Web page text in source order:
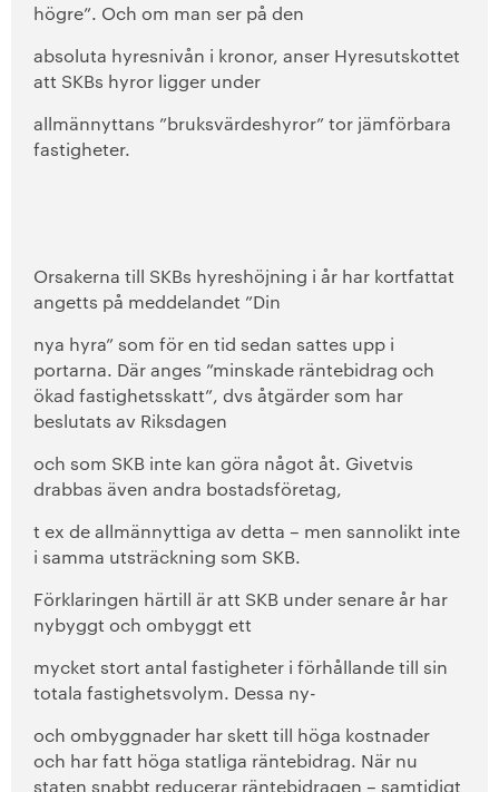
högre”. Och om man ser på den
absoluta hyresnivån i kronor, anser Hyresutskottet
att SKBs hyror ligger under
allmännyttans ”bruksvärdeshyror” tor jämförbara
fastigheter.
Orsakerna till SKBs hyreshöjning i år har kortfattat
angetts på meddelandet ”Din
nya hyra” som för en tid sedan sattes upp i
portarna. Där anges ”minskade räntebidrag och
ökad fastighetsskatt”, dvs åtgärder som har
beslutats av Riksdagen
och som SKB inte kan göra något åt. Givetvis
drabbas även andra bostadsföretag,
t ex de allmännyttiga av detta – men sannolikt inte
i samma utsträckning som SKB.
Förklaringen härtill är att SKB under senare år har
nybyggt och ombyggt ett
mycket stort antal fastigheter i förhållande till sin
totala fastighetsvolym. Dessa ny-
och ombyggnader har skett till höga kostnader
och har fatt höga statliga räntebidrag. När nu
staten snabbt reducerar räntebidragen – samtidigt